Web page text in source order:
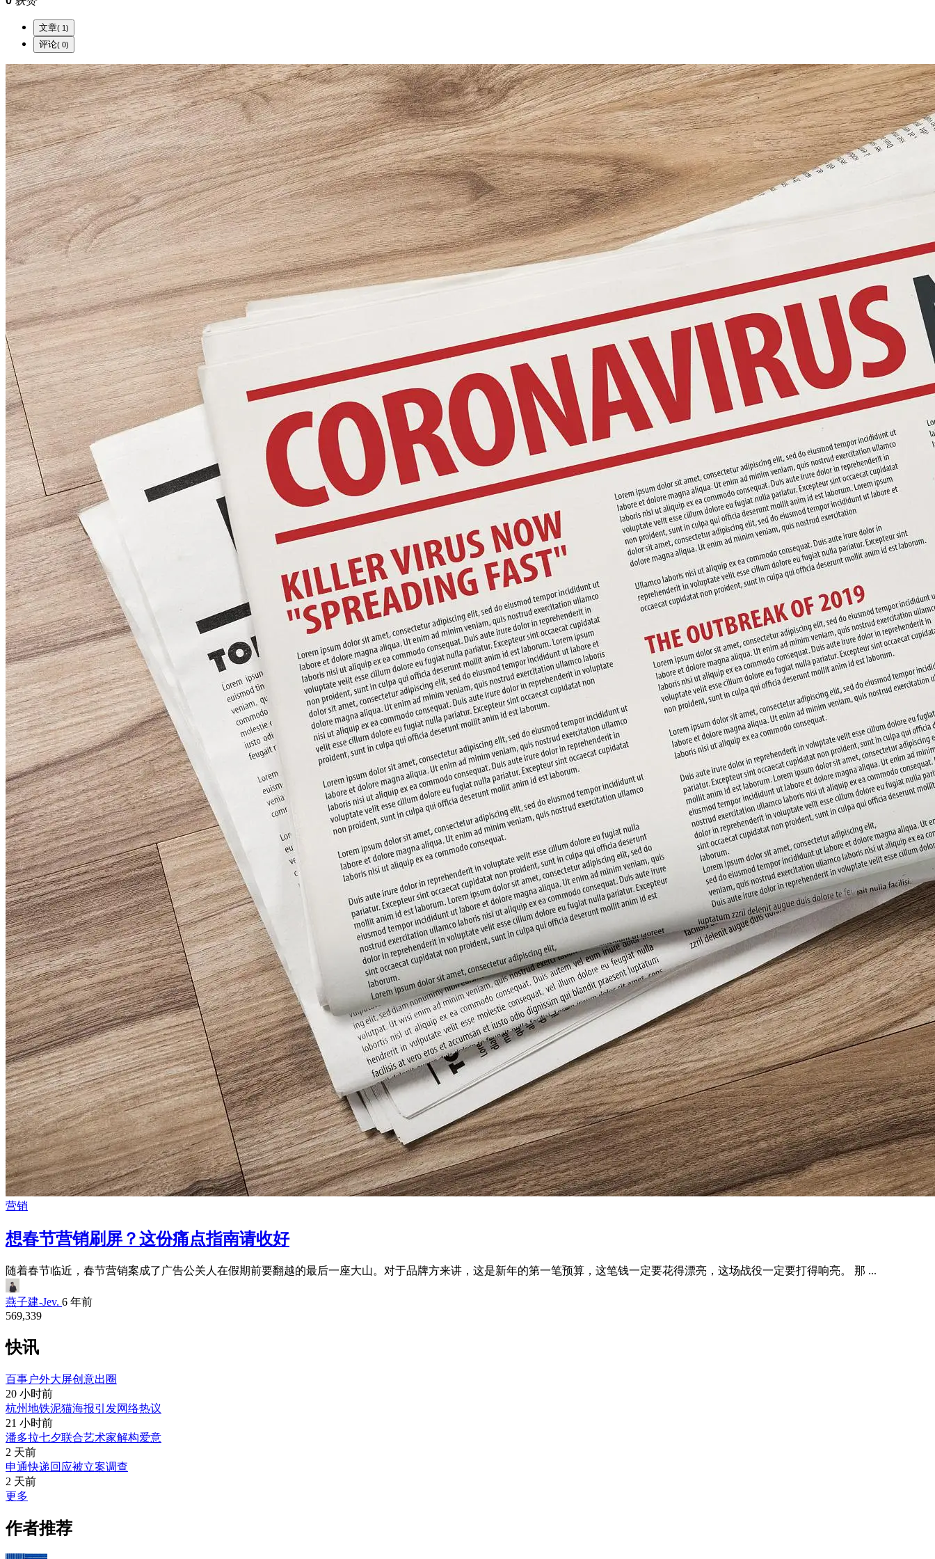
文章 ( 1)
评论 ( 0)
营销
想春节营销刷屏？这份痛点指南请收好
随着春节临近，春节营销案成了广告公关人在假期前要翻越的最后一座大山。对于品牌方来讲，这是新年的第一笔预算，这笔钱一定要花得漂亮，这场战役一定要打得响亮。 那 ...
燕子建-Jev. 6 年前
569,339
快讯
百事户外大屏创意出圈
20 小时前
杭州地铁泥猫海报引发网络热议
21 小时前
潘多拉七夕联合艺术家解构爱意
2 天前
申通快递回应被立案调查
2 天前
更多
作者推荐